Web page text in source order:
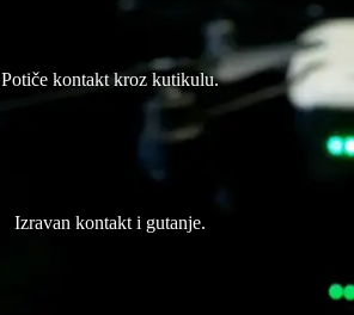
Potiče kontakt kroz kutikulu.
Izravan kontakt i gutanje.